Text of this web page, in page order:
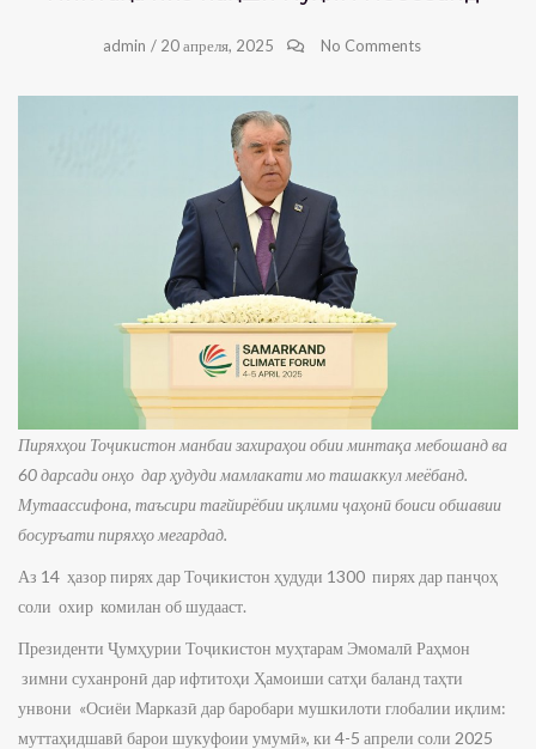
admin / 20 апреля, 2025 No Comments
Пиряхҳои Тоҷикистон манбаи захираҳои обии минтақа мебошанд ва
60 дарсади онҳо дар ҳудуди мамлакати мо ташаккул меёбанд.
Мутаассифона, таъсири тағйирёбии иқлими ҷаҳонӣ боиси обшавии
босуръати пиряхҳо мегардад.
Аз 14 ҳазор пирях дар Тоҷикистон ҳудуди 1300 пирях дар панҷоҳ
соли охир комилан об шудааст.
Президенти Ҷумҳурии Тоҷикистон муҳтарам Эмомалӣ Раҳмон
зимни суханронӣ дар ифтитоҳи Ҳамоиши сатҳи баланд таҳти
унвони «Осиёи Марказӣ дар баробари мушкилоти глобалии иқлим:
муттаҳидшавӣ барои шукуфоии умумӣ», ки 4-5 апрели соли 2025